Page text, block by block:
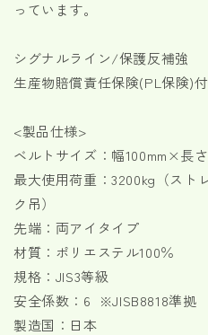
種
数
量
を
ら
す
数
量
を
す
っています。
シグナルライン/保護反補強
生産物賠償責任保険(PL保険)付
<製品仕様>
ベルトサイズ：幅100mm×長さ
最大使用荷重：3200kg（スト
ク吊）
先端：両アイタイプ
材質：ポリエステル100％
規格：JIS3等級
安全係数：6 ※JISB8818準拠
製造国：日本